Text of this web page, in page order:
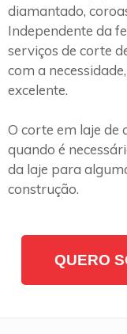
diamantado,
Independente da
serviços de corte
com a
excelente.
O corte em laje de
quando é
da laje para
construção.
QUERO